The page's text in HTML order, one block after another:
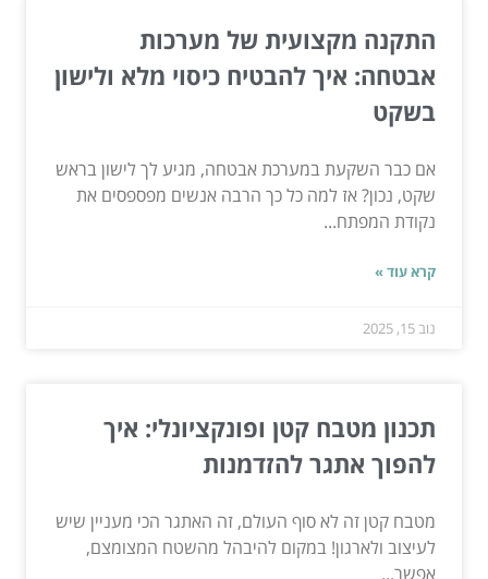
התקנה מקצועית של מערכות
אבטחה: איך להבטיח כיסוי מלא ולישון
בשקט
אם כבר השקעת במערכת אבטחה, מגיע לך לישון בראש
שקט, נכון? אז למה כל כך הרבה אנשים מפספסים את
נקודת המפתח...
קרא עוד »
נוב 15, 2025
תכנון מטבח קטן ופונקציונלי: איך
להפוך אתגר להזדמנות
מטבח קטן זה לא סוף העולם, זה האתגר הכי מעניין שיש
לעיצוב ולארגון! במקום להיבהל מהשטח המצומצם,
אפשר...